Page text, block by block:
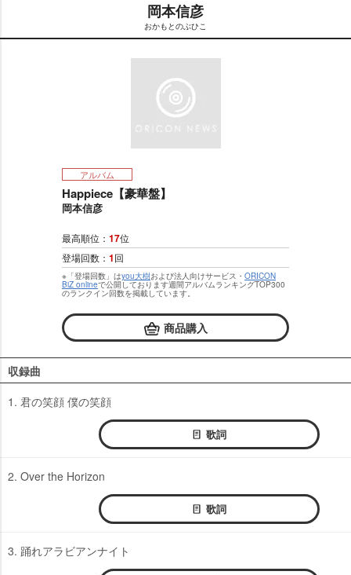
t
岡本信彦
おかもとのぶひこ
アルバム
Happiece【豪華盤】
岡本信彦
最高順位： 17位
登場回数： 1回
※「登場回数」はyou大樹および法人向けサービス・ ORICON
BiZ onlineで公開しております週間アルバムランキングTOP300
のランクイン回数を掲載しています。
商品購入
収録曲
1. 君の笑顔 僕の笑顔
歌詞
2. Over the Horizon
歌詞
3. 踊れアラビアンナイト